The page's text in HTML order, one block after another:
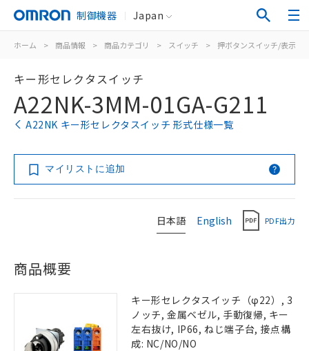
制御機器 Japan
ホーム > 商品情報 > 商品カテゴリ > スイッチ > 押ボタンスイッチ/表示灯
キー形セレクタスイッチ
A22NK-3MM-01GA-G211
A22NK キー形セレクタスイッチ 形式仕様一覧
マイリストに追加
日本語 English PDF出力
商品概要
キー形セレクタスイッチ（φ22）, 3
ノッチ, 金属ベゼル, 手動復帰, キー
左右抜け, IP66, ねじ端子台, 接点構
成: NC/NO/NO